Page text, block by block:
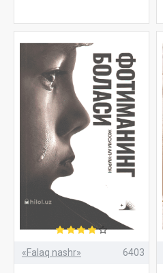
«Falaq nashr» 6403